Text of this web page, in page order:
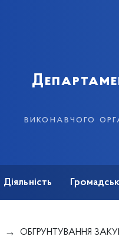
виконавчого
Діяльність
ОБГРУНТУВАННЯ